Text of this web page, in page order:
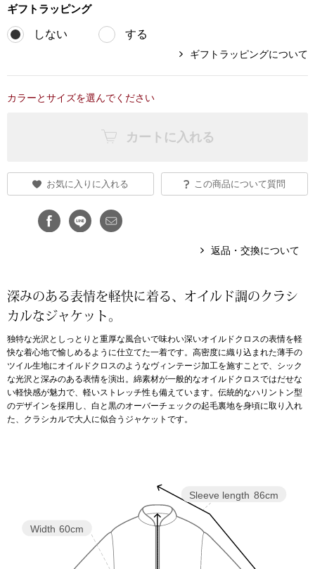
タログ
／チュニック
トートバッグ
ブリーフケース
ボディバッグ
リュック･バッ
スーツケース
その他
スリップオン
ギフト ラッピング
しない する
ギフトラッピングについて
カラーとサイズを選んでください
カートに入れる
お気に入りに入れる この商品について質問
返品・交換について
深みのある表情を軽快に着る、オイルド調のクラシ
カルなジャケット。
独特な光沢としっとりと重厚な風合いで味わい深いオイルドクロスの表情を軽
快な着心地で愉しめるように仕立てた一着です。高密度に織り込まれた薄手の
ツイル生地にオイルドクロスのようなヴィンテージ加工を施すことで、シック
な光沢と深みのある表情を演出。綿素材が一般的なオイルドクロスではだせな
い軽快感が魅力で、軽いストレッチ性も備えています。伝統的なハリントン型
のデザインを採用し、白と黒のオーバーチェックの起毛裏地を身頃に取り入れ
た、クラシカルで大人に似合うジャケットです。
Sleeve length 86cm
Width 60cm